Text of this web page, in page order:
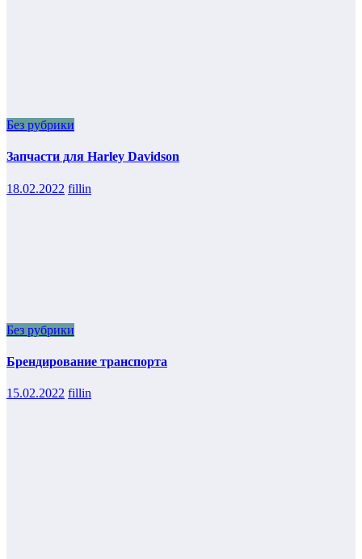
Без рубрики
Запчасти для Harley Davidson
18.02.2022 fillin
Без рубрики
Брендирование транспорта
15.02.2022 fillin